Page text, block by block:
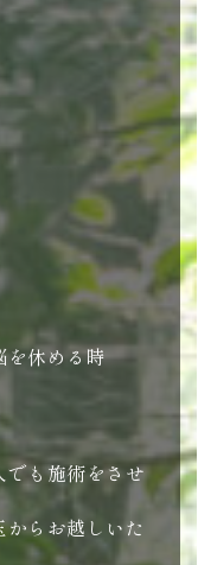
を休める時
でも施術をさせ
らお越しいた